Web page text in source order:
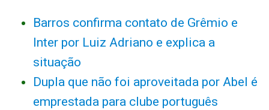
Barros confirma contato de Grêmio e
Inter por Luiz Adriano e explica a
situação
Dupla que não foi aproveitada por Abel é
emprestada para clube português